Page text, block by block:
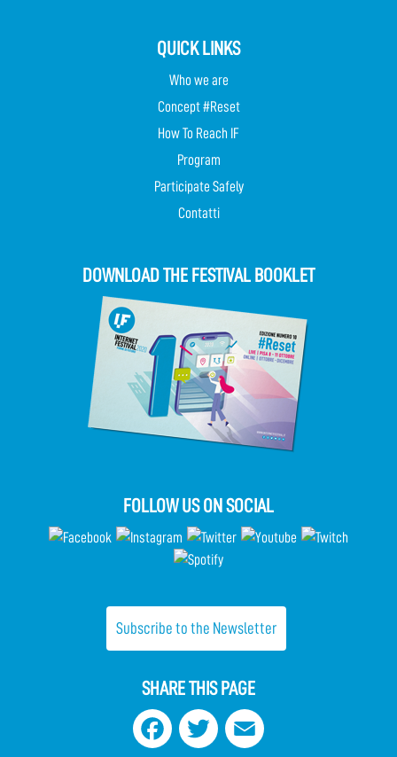
QUICK LINKS
Who we are
Concept #Reset
How To Reach IF
Program
Participate Safely
Contatti
DOWNLOAD THE FESTIVAL BOOKLET
FOLLOW US ON SOCIAL
Subscribe to the Newsletter
SHARE THIS PAGE
Facebook Twitter